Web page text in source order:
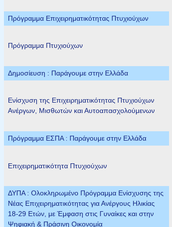
Πρόγραμμα Επιχειρηματικότητας Πτυχιούχων
Πρόγραμμα Πτυχιούχων
Δημοσίευση : Παράγουμε στην Ελλάδα
Ενίσχυση της Επιχειρηματικότητας Πτυχιούχων
Ανέργων, Μισθωτών και Αυτοαπασχολούμενων
Πρόγραμμα ΕΣΠΑ : Παράγουμε στην Ελλάδα
Επιχειρηματικότητα Πτυχιούχων
ΔΥΠΑ : Ολοκληρωμένο Πρόγραμμα Ενίσχυσης της
Νέας Επιχειρηματικότητας για Ανέργους Ηλικίας
18-29 Ετών, με Έμφαση στις Γυναίκες και στην
Ψηφιακή & Πράσινη Οικονομία